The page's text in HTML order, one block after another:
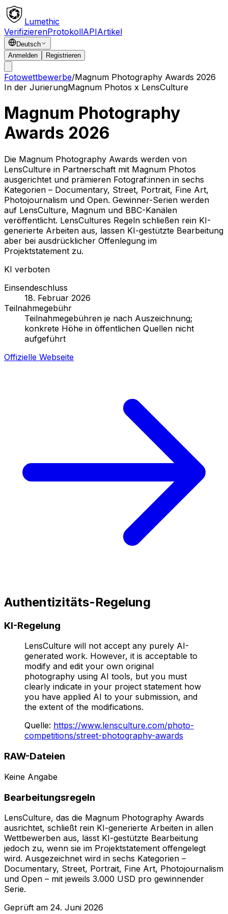
Lumethic
VerifizierenProtokollAPIArtikel
Deutsch
Anmelden
Registrieren
Fotowettbewerbe/Magnum Photography Awards 2026
In der JurierungMagnum Photos x LensCulture
Magnum Photography
Awards 2026
Die Magnum Photography Awards werden von
LensCulture in Partnerschaft mit Magnum Photos
ausgerichtet und prämieren Fotograf:innen in sechs
Kategorien – Documentary, Street, Portrait, Fine Art,
Photojournalism und Open. Gewinner-Serien werden
auf LensCulture, Magnum und BBC-Kanälen
veröffentlicht. LensCultures Regeln schließen rein KI-
generierte Arbeiten aus, lassen KI-gestützte Bearbeitung
aber bei ausdrücklicher Offenlegung im
Projektstatement zu.
KI verboten
Einsendeschluss
18. Februar 2026
Teilnahmegebühr
Teilnahmegebühren je nach Auszeichnung;
konkrete Höhe in öffentlichen Quellen nicht
aufgeführt
Offizielle Webseite
Authentizitäts-Regelung
KI-Regelung
LensCulture will not accept any purely AI-
generated work. However, it is acceptable to
modify and edit your own original
photography using AI tools, but you must
clearly indicate in your project statement how
you have applied AI to your submission, and
the extent of the modifications.
Quelle: https://www.lensculture.com/photo-
competitions/street-photography-awards
RAW-Dateien
Keine Angabe
Bearbeitungsregeln
LensCulture, das die Magnum Photography Awards
ausrichtet, schließt rein KI-generierte Arbeiten in allen
Wettbewerben aus, lässt KI-gestützte Bearbeitung
jedoch zu, wenn sie im Projektstatement offengelegt
wird. Ausgezeichnet wird in sechs Kategorien –
Documentary, Street, Portrait, Fine Art, Photojournalism
und Open – mit jeweils 3.000 USD pro gewinnender
Serie.
Geprüft am 24. Juni 2026